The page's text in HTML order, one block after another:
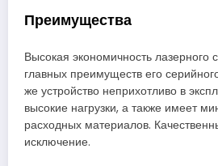
Преимущества
Высокая экономичность лазерного
главных преимуществ его
же устройство неприхотливо в
высокие нагрузки, а также имеет
расходных материалов.
исключение.